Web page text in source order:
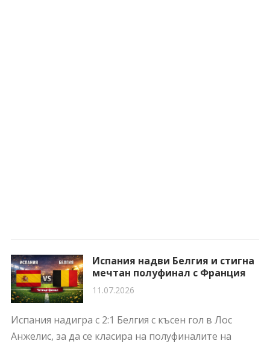
Испания надви Белгия и стигна
мечтан полуфинал с Франция
11.07.2026
Испания надигра с 2:1 Белгия с късен гол в Лос
Анжелис, за да се класира на полуфиналите на